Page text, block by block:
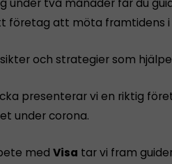
under två månader får du
företag att möta framtidens
och strategier som
presenterar vi en riktig
under corona.
med Visa tar vi fram